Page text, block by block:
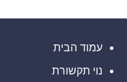
עיר
לבחינת
של
פיננסיות
השני
של
עמוד הבית
נוי תקשורת